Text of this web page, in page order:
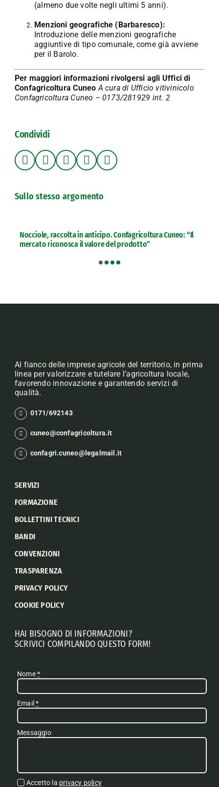
(almeno due volte negli ultimi 5 anni).
Menzioni geografiche (Barbaresco):
Introduzione delle menzioni geografiche
aggiuntive di tipo comunale, come già avviene
per il Barolo.
Per maggiori informazioni rivolgersi agli Uffici di
Confagricoltura Cuneo A cura di Ufficio vitivinicolo
Confagricoltura Cuneo – 0173/281929 int. 2
Condividi
Sullo stesso argomento
Nocciole, raccolta in anticipo. Confagricoltura Cuneo: “Il
mercato riconosca il valore del prodotto”
Al fianco delle imprese agricole del territorio, in prima
linea per valorizzare e tutelare l’agricoltura locale,
favorendo innovazione e garantendo servizi di
qualità.
0171/692143
cuneo@confagricoltura.it
confagri.cuneo@legalmail.it
SERVIZI
FORMAZIONE
BOLLETTINI TECNICI
BANDI
CONVENZIONI
TRASPARENZA
PRIVACY POLICY
COOKIE POLICY
HAI BISOGNO DI INFORMAZIONI?
SCRIVICI COMPILANDO QUESTO FORM!
Nome*
Email*
Messaggio
Accetto la privacy policy